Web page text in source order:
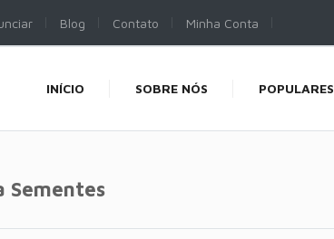
Blog Contato Minha Conta
INÍCIO SOBRE NÓS POPULARES
Sementes